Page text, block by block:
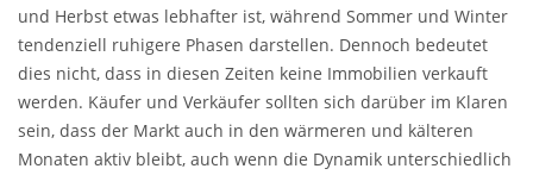
und Herbst etwas lebhafter ist, während Sommer und Winter
tendenziell ruhigere Phasen darstellen. Dennoch bedeutet
dies nicht, dass in diesen Zeiten keine Immobilien verkauft
werden. Käufer und Verkäufer sollten sich darüber im Klaren
sein, dass der Markt auch in den wärmeren und kälteren
Monaten aktiv bleibt, auch wenn die Dynamik unterschiedlich